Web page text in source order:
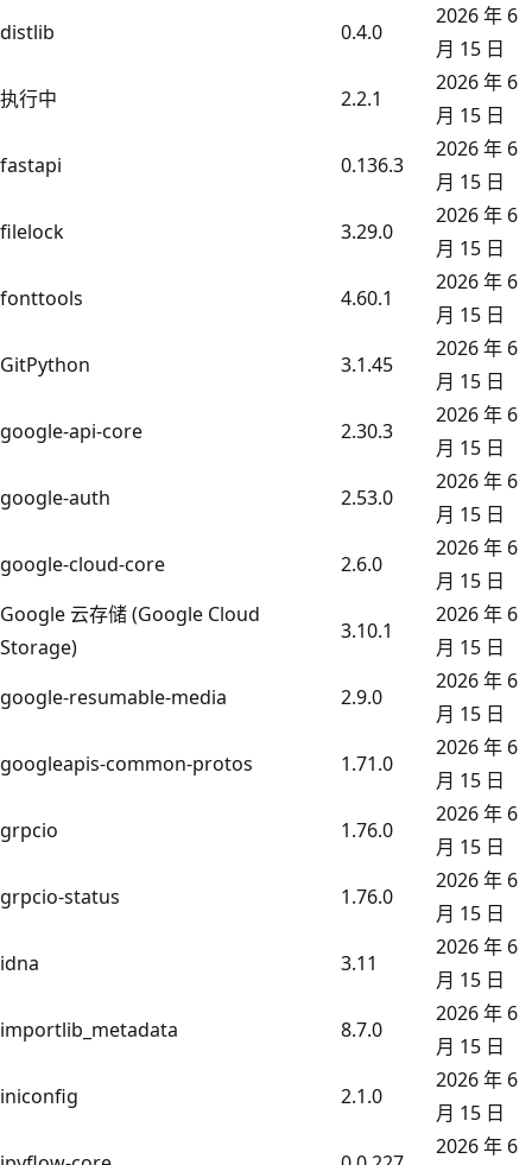
distlib
0.4.0
2026 年 6
月 15 日
执行中
2.2.1
2026 年 6
月 15 日
fastapi
0.136.3
2026 年 6
月 15 日
filelock
3.29.0
2026 年 6
月 15 日
fonttools
4.60.1
2026 年 6
月 15 日
GitPython
3.1.45
2026 年 6
月 15 日
google-api-core
2.30.3
2026 年 6
月 15 日
google-auth
2.53.0
2026 年 6
月 15 日
google-cloud-core
2.6.0
2026 年 6
月 15 日
Google 云存储 (Google Cloud
Storage)
3.10.1
2026 年 6
月 15 日
google-resumable-media
2.9.0
2026 年 6
月 15 日
googleapis-common-protos
1.71.0
2026 年 6
月 15 日
grpcio
1.76.0
2026 年 6
月 15 日
grpcio-status
1.76.0
2026 年 6
月 15 日
idna
3.11
2026 年 6
月 15 日
importlib_metadata
8.7.0
2026 年 6
月 15 日
iniconfig
2.1.0
2026 年 6
月 15 日
2026 年 6